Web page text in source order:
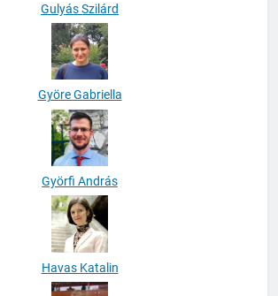
Gulyás Szilárd
Györe Gabriella
Györfi András
Havas Katalin